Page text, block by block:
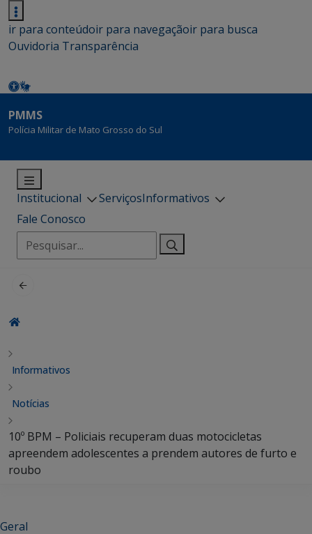
ir para conteúdoir para navegaçãoir para busca
Ouvidoria Transparência
PMMS
Polícia Militar de Mato Grosso do Sul
Institucional ServiçosInformativos
Fale Conosco
Pesquisar
por:
Informativos
Notícias
10º BPM – Policiais recuperam duas motocicletas
apreendem adolescentes a prendem autores de furto e
roubo
Geral